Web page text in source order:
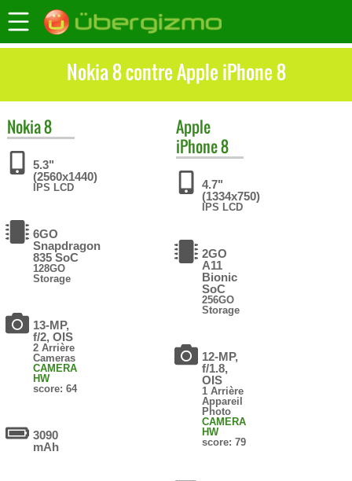
Nokia 8 contre Apple iPhone 8
Nokia8
5.3"
(2560x1440)
IPS LCD
6GO
Snapdragon
835 SoC
128GO
Storage
13-MP,
f/2, OIS
2 Arrière
Cameras
CAMERA
HW
score: 64
3090
mAh
Apple
iPhone 8
4.7"
(1334x750)
IPS LCD
2GO
A11
Bionic
SoC
256GO
Storage
12-MP,
f/1.8,
OIS
1 Arrière
Appareil
Photo
CAMERA
HW
score: 79